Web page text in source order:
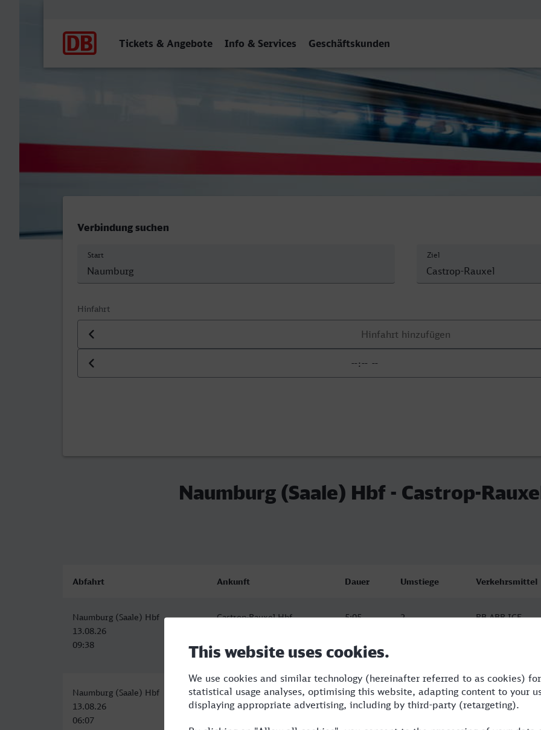
Tickets & Angebote Info & Services Geschäftskunden
Naumburg (Saale) Hbf - Castrop-Rauxel Hbf
Verbindung suchen
Start Ziel
Hinfahrt
Datum der Hinfahrt
Uhrzeit der Hinfahrt
Naumburg (Saale) Hbf - Castrop-
Abfahrt Ankunft Dauer Umstiege Verkehrsmittel
Naumburg (Saale) Hbf
13.08.26
09:38
Castrop-Rauxel Hbf
5:05 2 RB,ABR,ICE
Naumburg (Saale) Hbf
13.08.26
06:07
Castrop-Rauxel Hbf
13.08.26
6:36 3 ABR,ERB,ICE